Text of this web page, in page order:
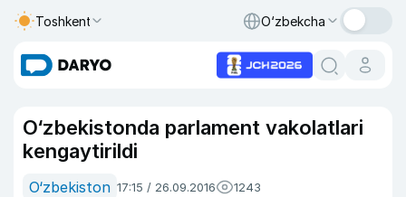
Toshkent O‘zbekcha
O‘zbekistonda parlament vakolatlari
kengaytirildi
O‘zbekiston 17:15 / 26.09.2016 1243